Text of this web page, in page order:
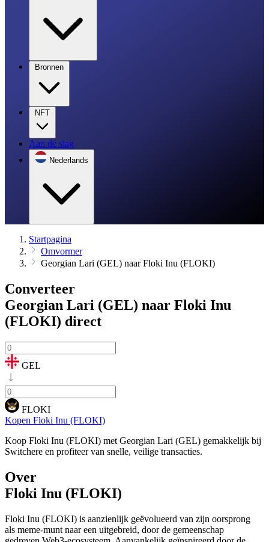
Bronnen
NFT
Aan de slag
Nederlands
Startpagina
Omvormer
Georgian Lari (GEL) naar Floki Inu (FLOKI)
Converteer
Georgian Lari (GEL) naar Floki Inu
(FLOKI) direct
GEL
FLOKI
Kopen Floki Inu (FLOKI)
Koop Floki Inu (FLOKI) met Georgian Lari (GEL) gemakkelijk bij
Switchere en profiteer van snelle, veilige transacties.
Over
Floki Inu (FLOKI)
Floki Inu (FLOKI) is aanzienlijk geëvolueerd van zijn oorsprong
als meme-munt naar een uitgebreid, door de gemeenschap